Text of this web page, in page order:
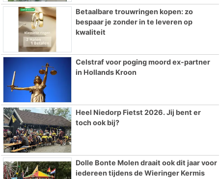
Betaalbare trouwringen kopen: zo
bespaar je zonder in te leveren op
kwaliteit
Celstraf voor poging moord ex-partner
in Hollands Kroon
Heel Niedorp Fietst 2026. Jij bent er
toch ook bij?
Dolle Bonte Molen draait ook dit jaar voor
iedereen tijdens de Wieringer Kermis